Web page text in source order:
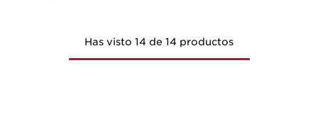
Has visto 14 de 14 productos